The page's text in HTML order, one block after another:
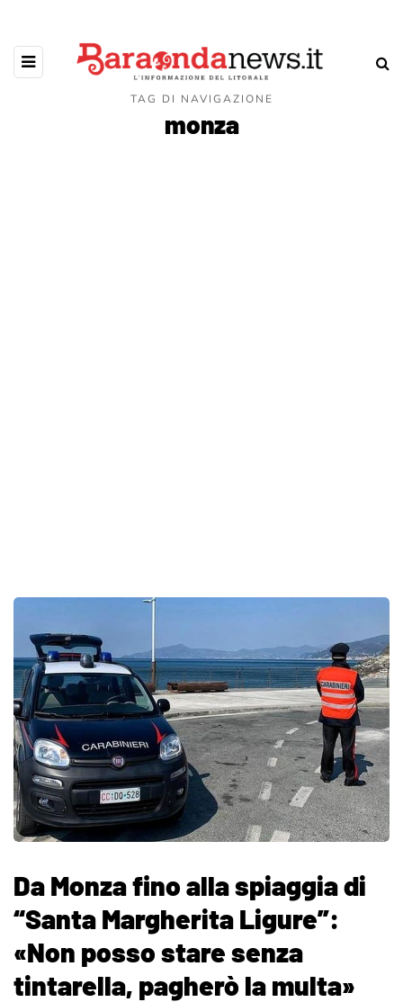
TAG DI NAVIGAZIONE
monza
Da Monza fino alla spiaggia di
“Santa Margherita Ligure”:
«Non posso stare senza
tintarella, pagherò la multa»